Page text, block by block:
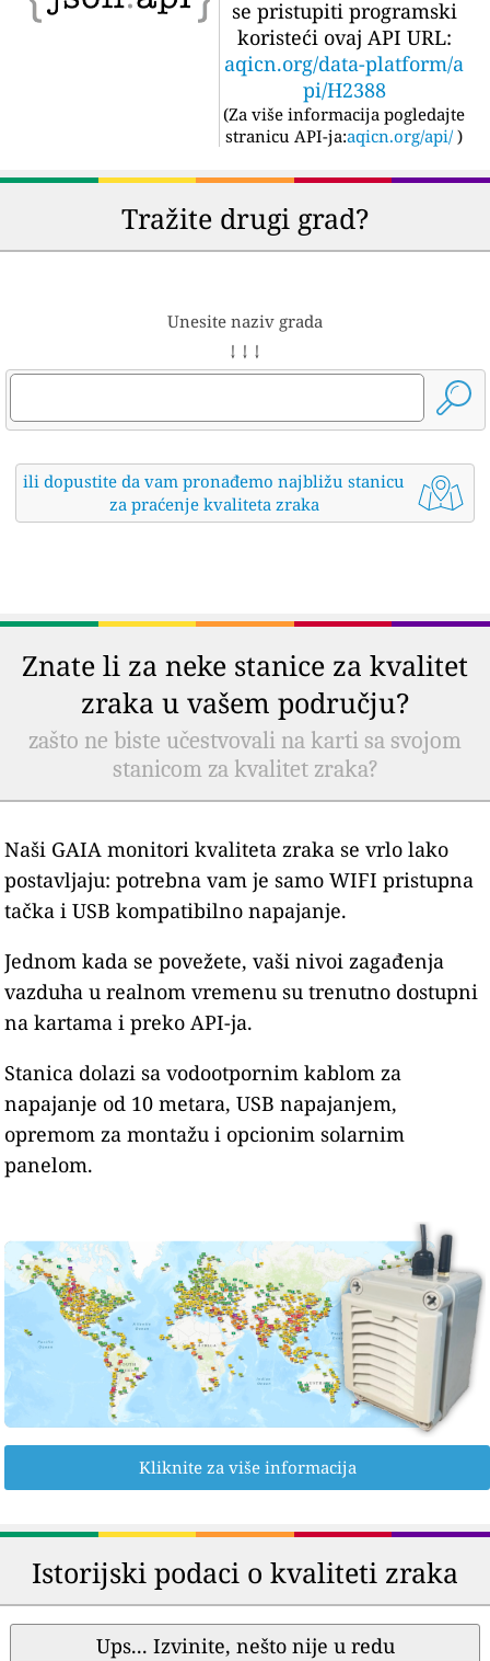
se pristupiti programski
koristeći ovaj API URL:
aqicn.org/data-platform/a
pi/H2388
(Za više informacija pogledajte
stranicu API-ja:aqicn.org/api/ )
Tražite drugi grad?
Unesite naziv grada
↓ ↓ ↓
ili dopustite da vam pronađemo najbližu stanicu
za praćenje kvaliteta zraka
Znate li za neke stanice za kvalitet
zraka u vašem području?
zašto ne biste učestvovali na karti sa svojom
stanicom za kvalitet zraka?
Naši GAIA monitori kvaliteta zraka se vrlo lako
postavljaju: potrebna vam je samo WIFI pristupna
tačka i USB kompatibilno napajanje.
Jednom kada se povežete, vaši nivoi zagađenja
vazduha u realnom vremenu su trenutno dostupni
na kartama i preko API-ja.
Stanica dolazi sa vodootpornim kablom za
napajanje od 10 metara, USB napajanjem,
opremom za montažu i opcionim solarnim
panelom.
Kliknite za više informacija
Istorijski podaci o kvaliteti zraka
Ups... Izvinite, nešto nije u redu